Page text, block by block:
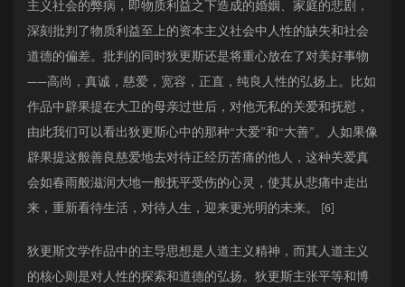
主义社会的弊病，即物质利益之下造成的婚姻、家庭的悲剧，
深刻批判了物质利益至上的资本主义社会中人性的缺失和社会
道德的偏差。批判的同时狄更斯还是将重心放在了对美好事物
——高尚，真诚，慈爱，宽容，正直，纯良人性的弘扬上。比如
作品中辟果提在大卫的母亲过世后，对他无私的关爱和抚慰，
由此我们可以看出狄更斯心中的那种“大爱”和“大善”。人如果像
辟果提这般善良慈爱地去对待正经历苦痛的他人，这种关爱真
会如春雨般滋润大地一般抚平受伤的心灵，使其从悲痛中走出
来，重新看待生活，对待人生，迎来更光明的未来。 [6]
狄更斯文学作品中的主导思想是人道主义精神，而其人道主义
的核心则是对人性的探索和道德的弘扬。狄更斯主张平等和博